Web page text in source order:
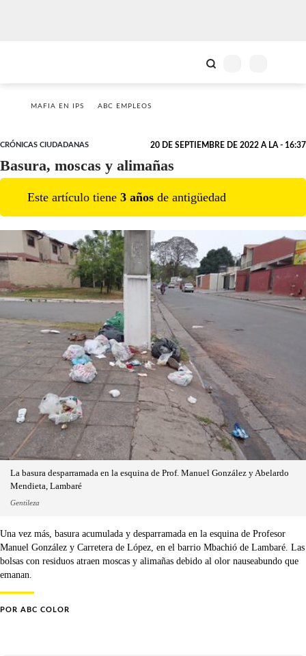
MAFIA EN IPS ABC EMPLEOS
CRÓNICAS CIUDADANAS 20 DE SEPTIEMBRE DE 2022 A LA - 16:37
Basura, moscas y alimañas
Este artículo tiene 3 años de antigüedad
La basura desparramada en la esquina de Prof. Manuel González y Abelardo
Mendieta, Lambaré
Gentileza
Una vez más, basura acumulada y desparramada en la esquina de Profesor
Manuel González y Carretera de López, en el barrio Mbachió de Lambaré. Las
bolsas con residuos atraen moscas y alimañas debido al olor nauseabundo que
emanan.
POR ABC COLOR